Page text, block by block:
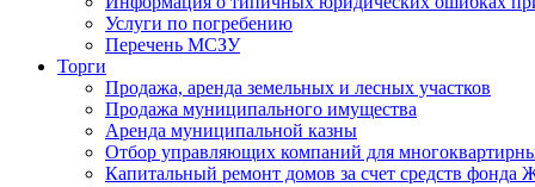
Услуги по погребению
Перечень МСЗУ
Торги
Продажа, аренда земельных и лесных участков
Продажа муниципального имущества
Аренда муниципальной казны
Отбор управляющих компаний для
Капитальный ремонт домов за счет средств